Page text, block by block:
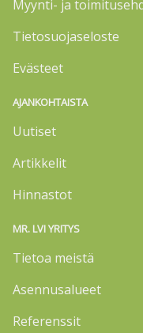
Myynti- ja
Tietosuojaseloste
Evästeet
AJANKOHTAISTA
Uutiset
Artikkelit
Hinnastot
MR. LVI YRITYS
Tietoa meistä
Asennusalueet
Referenssit